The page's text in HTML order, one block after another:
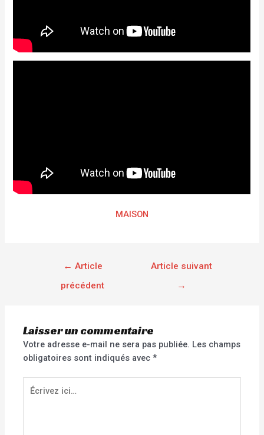
MAISON
← Article
précédent
Article suivant
→
Laisser un commentaire
Votre adresse e-mail ne sera pas publiée. Les champs
obligatoires sont indiqués avec*
Écrivez
ici…